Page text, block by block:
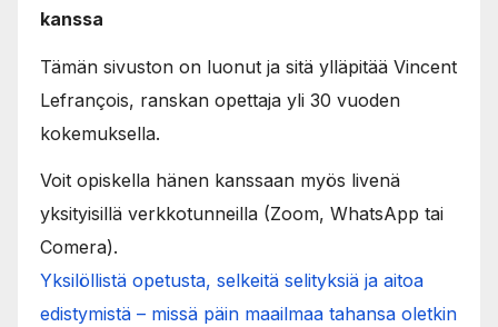
kanssa
Tämän sivuston on luonut ja sitä ylläpitää Vincent
Lefrançois, ranskan opettaja yli 30 vuoden
kokemuksella.
Voit opiskella hänen kanssaan myös livenä
yksityisillä verkkotunneilla (Zoom, WhatsApp tai
Comera).
Yksilöllistä opetusta, selkeitä selityksiä ja aitoa
edistymistä – missä päin maailmaa tahansa oletkin